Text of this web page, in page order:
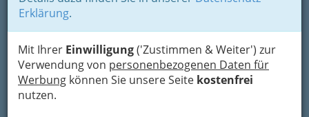
Erklärung.
Mit Ihrer Einwilligung('Zustimmen & Weiter') zur
Verwendung von personenbezogenen Daten für
Werbung können Sie unsere Seite kostenfrei
nutzen.
Previous